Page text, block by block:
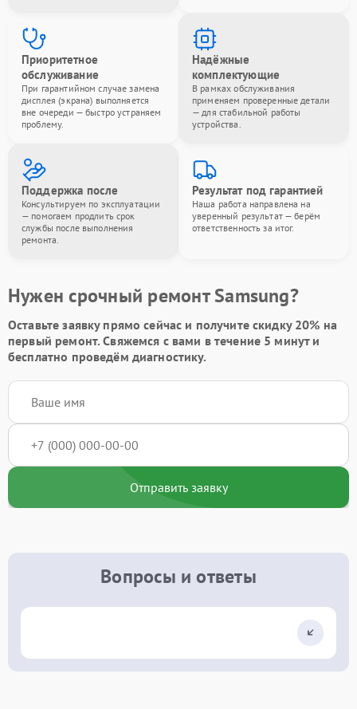
Приоритетное
обслуживание
При гарантийном случае замена
дисплея (экрана) выполняется
вне очереди — быстро устраняем
проблему.
Надёжные
комплектующие
В рамках обслуживания
применяем проверенные детали
— для стабильной работы
устройства.
Поддержка после
Консультируем по эксплуатации
— помогаем продлить срок
службы после выполнения
ремонта.
Результат под гарантией
Наша работа направлена на
уверенный результат — берём
ответственность за итог.
Нужен срочный ремонт Samsung?
Оставьте заявкупрямо сейчас и получите скидку 20% на
первый ремонт. Свяжемся с вами в течение 5 минут и
бесплатно проведём диагностику.
Отправить заявку
Вопросы и ответы